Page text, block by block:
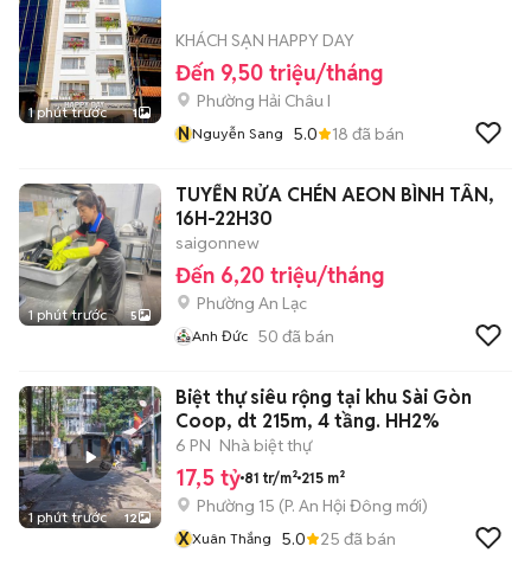
1 phút trước 1
KHÁCH SẠN HAPPY DAY
Đến 9,50 triệu/tháng
Phường Hải Châu I
NNguyễn Sang 5.0 18 đã bán
1 phút trước 5
TUYỂN RỬA CHÉN AEON BÌNH TÂN,
16H-22H30
saigonnew
Đến 6,20 triệu/tháng
Phường An Lạc
Anh Đức 50 đã bán
1 phút trước 12
Biệt thự siêu rộng tại khu Sài Gòn
Coop, dt 215m, 4 tầng. HH2%
6 PN Nhà biệt thự
17,5 tỷ 81 tr/m² 215 m²
Phường 15 (P. An Hội Đông mới)
XXuân Thắng 5.0 25 đã bán